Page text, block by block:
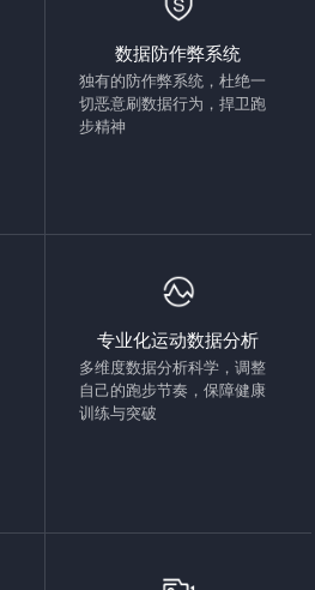
数据防作弊系统
独有的防作弊系统，杜绝一
切恶意刷数据行为，捍卫跑
步精神
专业化运动数据分析
多维度数据分析科学，调整
自己的跑步节奏，保障健康
训练与突破